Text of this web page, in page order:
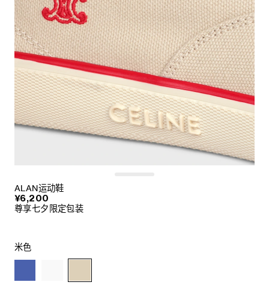
ALAN运动鞋
¥6,200
尊享七夕限定包装
米色